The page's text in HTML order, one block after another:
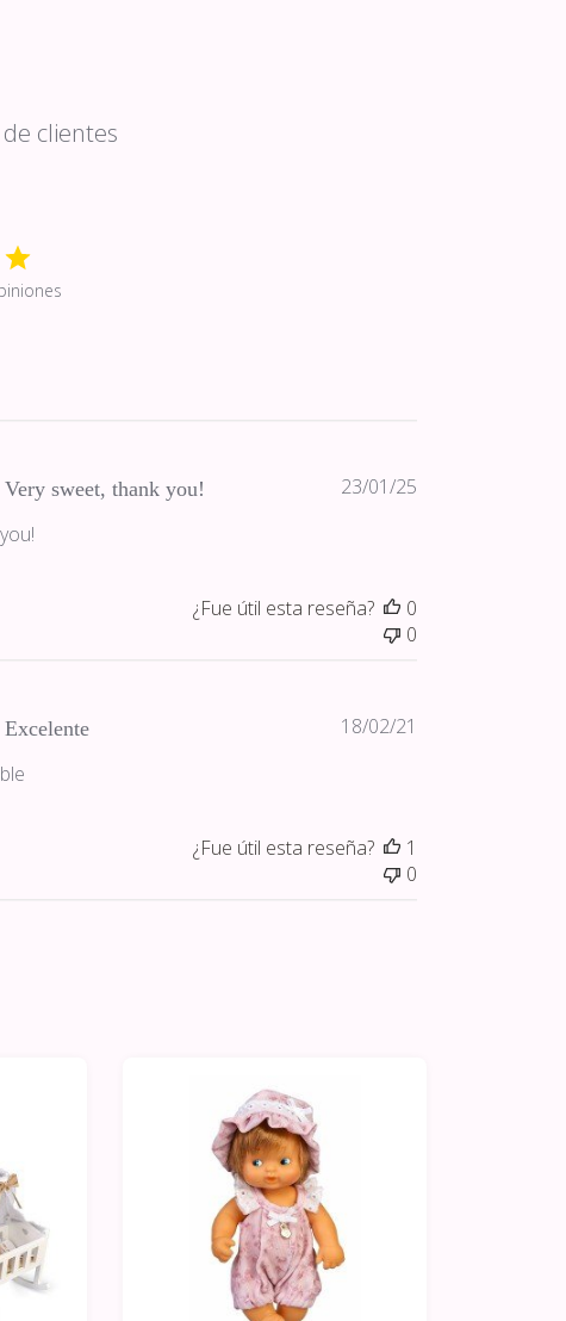
clientes
Very sweet, thank you!
Fecha
23/01/25
¿Fue útil esta reseña?
0
0
Excelente 18/02/21
¿Fue útil esta reseña?
1
0